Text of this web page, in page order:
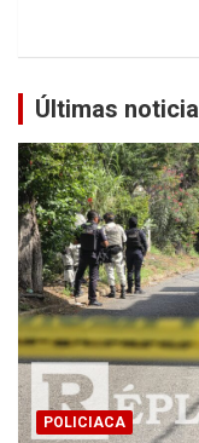
Últimas
POLICIACA